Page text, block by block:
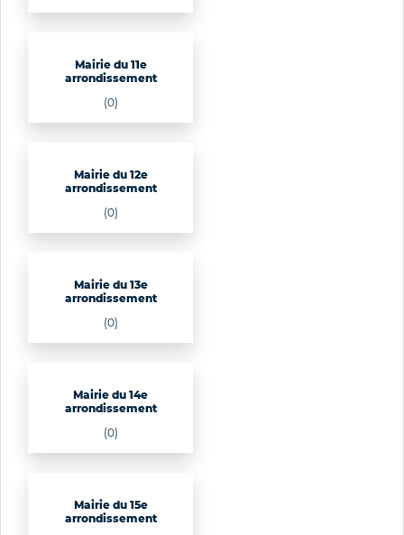
Mairie du 11e
arrondissement
(0)
Mairie du 12e
arrondissement
(0)
Mairie du 13e
arrondissement
(0)
Mairie du 14e
arrondissement
(0)
Mairie du 15e
arrondissement